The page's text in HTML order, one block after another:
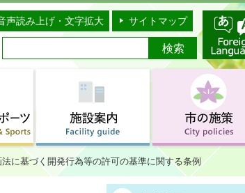
声読み上げ・文字拡大 サイトマップ
に基づく開発行為等の許可の基準に関する条例